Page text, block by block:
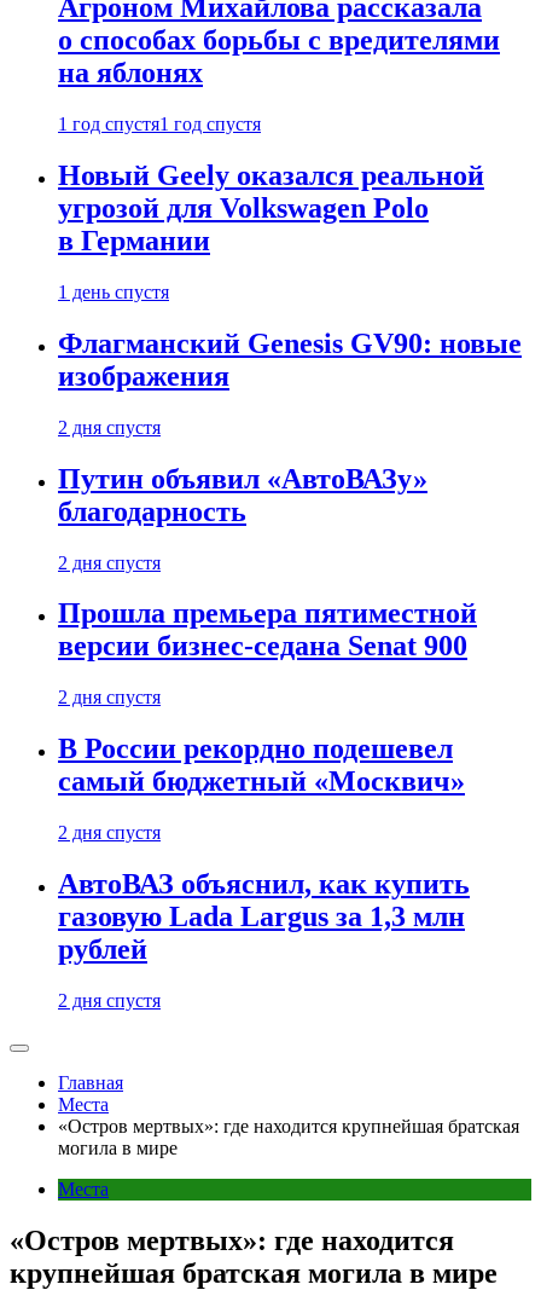
Агроном Михайлова рассказала
о способах борьбы с вредителями
на яблонях
1 год спустя1 год спустя
Новый Geely оказался реальной
угрозой для Volkswagen Polo
в Германии
1 день спустя
Флагманский Genesis GV90: новые
изображения
2 дня спустя
Путин объявил «АвтоВАЗу»
благодарность
2 дня спустя
Прошла премьера пятиместной
версии бизнес-седана Senat 900
2 дня спустя
В России рекордно подешевел
самый бюджетный «Москвич»
2 дня спустя
АвтоВАЗ объяснил, как купить
газовую Lada Largus за 1,3 млн
рублей
2 дня спустя
Главная
Места
«Остров мертвых»: где находится крупнейшая братская
могила в мире
Места
«Остров мертвых»: где находится
крупнейшая братская могила в мире